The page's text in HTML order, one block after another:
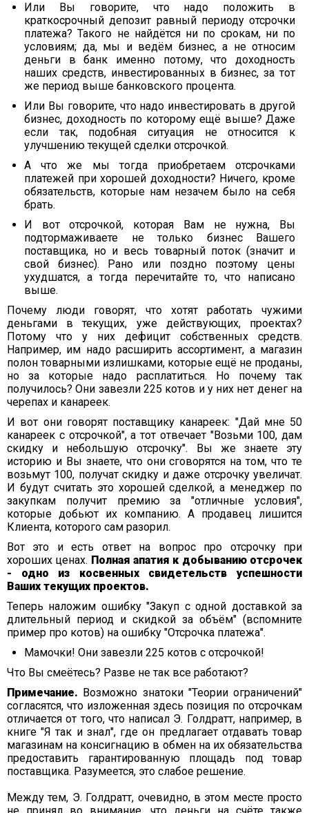
Или Вы говорите, что надо положить в
краткосрочный депозит равный периоду отсрочки
платежа? Такого не найдётся ни по срокам, ни по
условиям; да, мы и ведём бизнес, а не относим
деньги в банк именно потому, что доходность
наших средств, инвестированных в бизнес, за тот
же период выше банковского процента.
Или Вы говорите, что надо инвестировать в другой
бизнес, доходность по которому ещё выше? Даже
если так, подобная ситуация не относится к
улучшению текущей сделки отсрочкой.
А что же мы тогда приобретаем отсрочками
платежей при хорошей доходности? Ничего, кроме
обязательств, которые нам незачем было на себя
брать.
И вот отсрочкой, которая Вам не нужна, Вы
подтормаживаете не только бизнес Вашего
поставщика, но и весь товарный поток (значит и
свой бизнес). Рано или поздно поэтому цены
ухудшатся, а тогда перечитайте то, что написано
выше.
Почему люди говорят, что хотят работать чужими
деньгами в текущих, уже действующих, проектах?
Потому что у них дефицит собственных средств.
Например, им надо расширить ассортимент, а магазин
полон товарными излишками, которые ещё не проданы,
но за которые надо расплатиться. Но почему так
получилось? Они завезли 225 котов и у них нет денег на
черепах и канареек.
И вот они говорят поставщику канареек: "Дай мне 50
канареек с отсрочкой", а тот отвечает "Возьми 100, дам
скидку и небольшую отсрочку". Вы же знаете эту
историю и Вы знаете, что они сговорятся на том, что те
возьмут 100, получат скидку и даже отсрочку увеличат.
И будут считать это хорошей сделкой, а менеджер по
закупкам получит премию за "отличные условия",
которые добьют их компанию. А продавец лишится
Клиента, которого сам разорил.
Вот это и есть ответ на вопрос про отсрочку при
хороших ценах. Полная апатия к добыванию отсрочек
- одно из косвенных свидетельств успешности
Ваших текущих проектов.
Теперь наложим ошибку "Закуп с одной доставкой за
длительный период и скидкой за объём" (вспомните
пример про котов) на ошибку "Отсрочка платежа".
Мамочки! Они завезли 225 котов с отсрочкой!
Что Вы смеётесь? Разве не так все работают?
Примечание. Возможно знатоки "Теории ограничений"
согласятся, что изложенная здесь позиция по отсрочкам
отличается от того, что написал Э. Голдратт, например, в
книге "Я так и знал", где он предлагает отдавать товар
магазинам на консигнацию в обмен на их обязательства
предоставить гарантированную площадь под товар
поставщика. Разумеется, это слабое решение.
Между тем, Э. Голдратт, очевидно, в этом месте просто